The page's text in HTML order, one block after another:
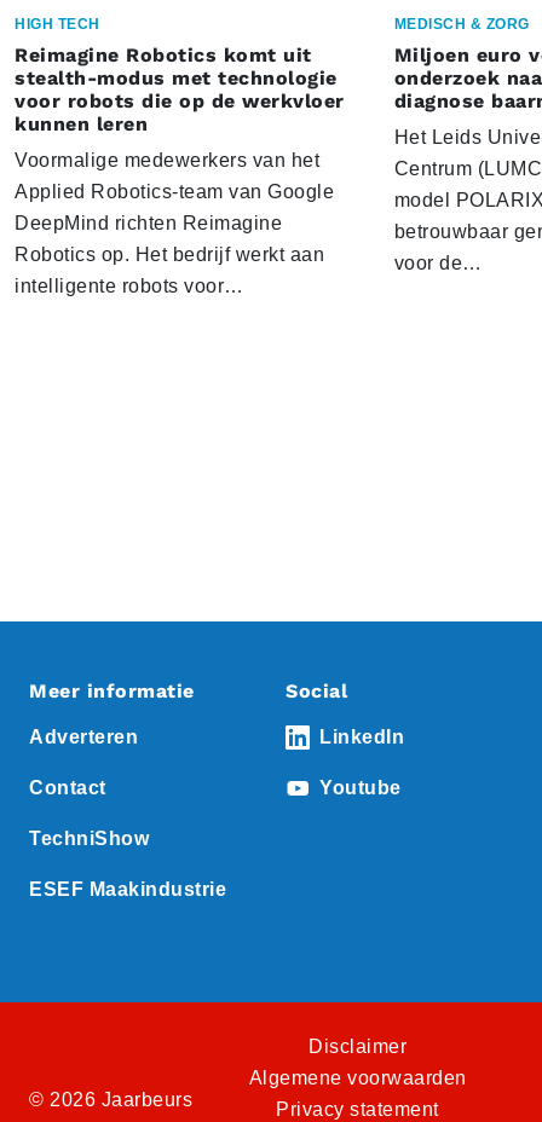
HIGH TECH
Reimagine Robotics komt uit
stealth-modus met technologie
voor robots die op de werkvloer
kunnen leren
Voormalige medewerkers van het
Applied Robotics-team van Google
DeepMind richten Reimagine
Robotics op. Het bedrijf werkt aan
intelligente robots voor…
MEDISCH & ZORG
Miljoen euro
onderzoek
diagnose
Het Leids
Centrum
model
betrouwbaar
voor de…
Meer informatie
Adverteren
Contact
TechniShow
ESEF Maakindustrie
Social
LinkedIn
Youtube
© 2026 Jaarbeurs
Disclaimer
Algemene voorwaarden
Privacy statement